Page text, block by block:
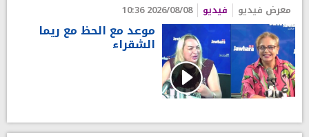
معرض فيديو فيديو 2026/08/08 10:36
موعد مع الحظ مع ريما
الشقراء